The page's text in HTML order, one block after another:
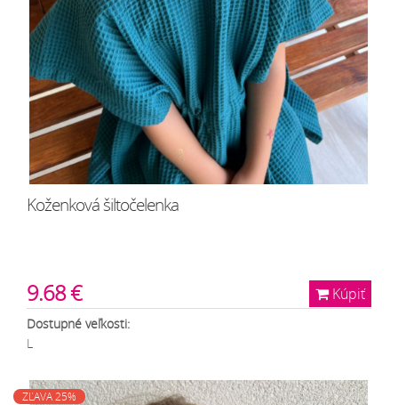
Koženková šiltočelenka
Kúpiť
9.68 €
Dostupné veľkosti:
L
ZĽAVA 25%